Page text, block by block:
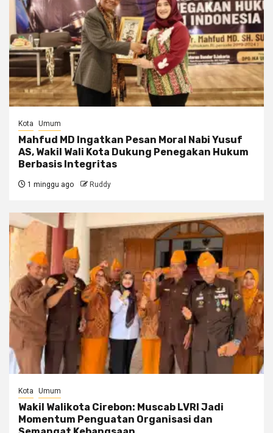
Kota Umum
Mahfud MD Ingatkan Pesan Moral Nabi Yusuf
AS, Wakil Wali Kota Dukung Penegakan Hukum
Berbasis Integritas
1 minggu ago Ruddy
Kota Umum
Wakil Walikota Cirebon: Muscab LVRI Jadi
Momentum Penguatan Organisasi dan